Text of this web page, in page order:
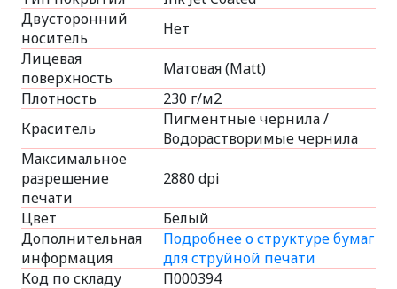
Двусторонний
носитель
Нет
Лицевая
поверхность
Матовая (Matt)
Плотность
230 г/м2
Краситель
Пигментные чернила /
Водорастворимые чернила
Максимальное
разрешение
печати
2880 dpi
Цвет
Белый
Дополнительная
информация
Подробнее о структуре бумаг
для струйной печати
Код по складу
П000394